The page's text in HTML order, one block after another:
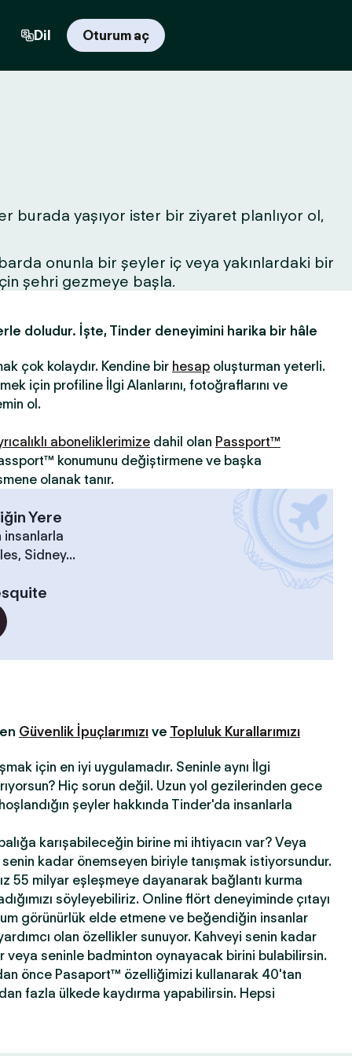
Dil Oturum aç
burada yaşıyor ister bir ziyaret planlıyor ol,
onunla bir şeyler iç veya yakınlardaki bir
şehri gezmeye başla.
doludur. İşte, Tinder deneyimini harika bir hâle
çok kolaydır. Kendine bir hesap oluşturman yeterli.
için profiline İlgi Alanlarını, fotoğraflarını ve
ol.
aboneliklerimize dahil olan Passport™
konumunu değiştirmene ve başka
olanak tanır.
Yere
insanlarla
Sidney...
Güvenlik İpuçlarımızı ve Topluluk Kurallarımızı
için en iyi uygulamadır. Seninle aynı İlgi
Hiç sorun değil. Uzun yol gezilerinden gece
şeyler hakkında Tinder'da insanlarla
karışabileceğin birine mi ihtiyacın var? Veya
kadar önemseyen biriyle tanışmak istiyorsundur.
55 milyar eşleşmeye dayanarak bağlantı kurma
söyleyebiliriz. Online flört deneyiminde çıtayı
görünürlük elde etmene ve beğendiğin insanlar
olan özellikler sunuyor. Kahveyi senin kadar
veya seninle badminton oynayacak birini bulabilirsin.
önce Pasaport™ özelliğimizi kullanarak 40'tan
fazla ülkede kaydırma yapabilirsin. Hepsi